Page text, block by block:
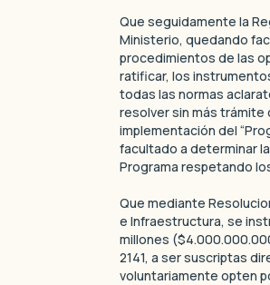
Que seguidamente la
Ministerio, quedando
procedimientos de las
ratificar, los
todas las normas
resolver sin más trámite
implementación del
facultado a determinar
Programa respetando
Que mediante
e Infraestructura, se
millones
2141, a ser suscriptas
voluntariamente opten